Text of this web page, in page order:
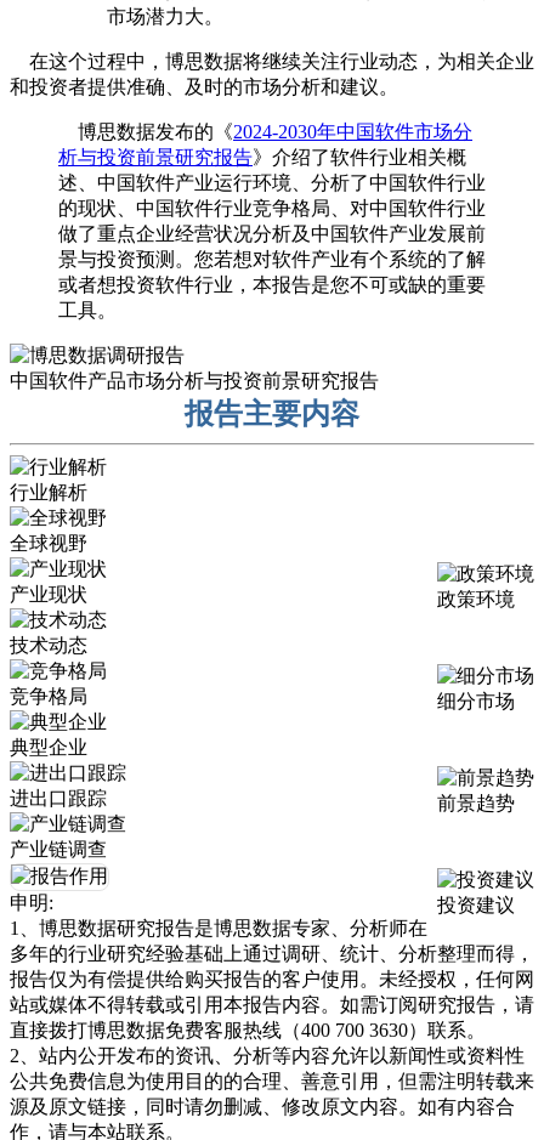
市场潜力大。
在这个过程中，博思数据将继续关注行业动态，为相关企业
和投资者提供准确、及时的市场分析和建议。
博思数据发布的《2024-2030年中国软件市场分
析与投资前景研究报告》介绍了软件行业相关概
述、中国软件产业运行环境、分析了中国软件行业
的现状、中国软件行业竞争格局、对中国软件行业
做了重点企业经营状况分析及中国软件产业发展前
景与投资预测。您若想对软件产业有个系统的了解
或者想投资软件行业，本报告是您不可或缺的重要
工具。
中国软件产品市场分析与投资前景研究报告
报告主要内容
行业解析
全球视野
政策环境
产业现状
技术动态
细分市场
竞争格局
典型企业
前景趋势
进出口跟踪
产业链调查
投资建议
申明:
1、博思数据研究报告是博思数据专家、分析师在
多年的行业研究经验基础上通过调研、统计、分析整理而得，
报告仅为有偿提供给购买报告的客户使用。未经授权，任何网
站或媒体不得转载或引用本报告内容。如需订阅研究报告，请
直接拨打博思数据免费客服热线（400 700 3630）联系。
2、站内公开发布的资讯、分析等内容允许以新闻性或资料性
公共免费信息为使用目的的合理、善意引用，但需注明转载来
源及原文链接，同时请勿删减、修改原文内容。如有内容合
作，请与本站联系。